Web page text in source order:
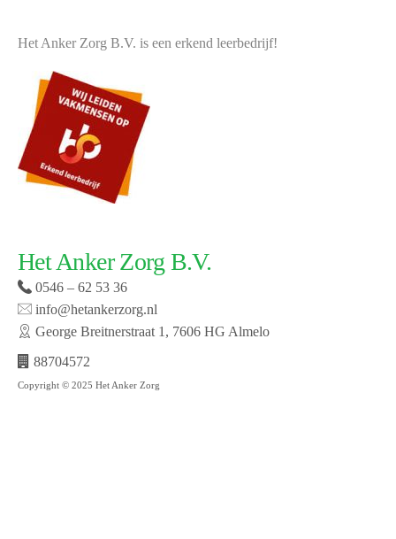
Het Anker Zorg B.V. is een erkend leerbedrijf!
Het Anker Zorg B.V.
0546 – 62 53 36
info@hetankerzorg.nl
George Breitnerstraat 1, 7606 HG Almelo
88704572
Copyright © 2025 Het Anker Zorg